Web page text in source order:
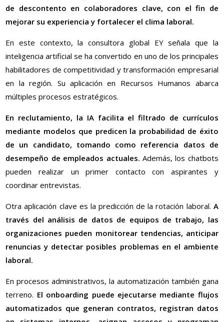
de descontento en colaboradores clave, con el fin de
mejorar su experiencia y fortalecer el clima laboral.
En este contexto, la consultora global EY señala que la
inteligencia artificial se ha convertido en uno de los principales
habilitadores de competitividad y transformación empresarial
en la región. Su aplicación en Recursos Humanos abarca
múltiples procesos estratégicos.
En reclutamiento, la IA facilita el filtrado de currículos
mediante modelos que predicen la probabilidad de éxito
de un candidato, tomando como referencia datos de
desempeño de empleados actuales. Además, los chatbots
pueden realizar un primer contacto con aspirantes y
coordinar entrevistas.
Otra aplicación clave es la predicción de la rotación laboral. A
través del análisis de datos de equipos de trabajo, las
organizaciones pueden monitorear tendencias, anticipar
renuncias y detectar posibles problemas en el ambiente
laboral.
En procesos administrativos, la automatización también gana
terreno. El onboarding puede ejecutarse mediante flujos
automatizados que generan contratos, registran datos